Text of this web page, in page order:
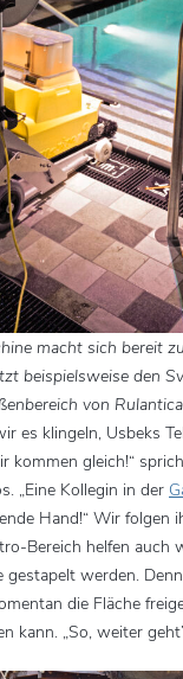
macht sich bereit
beispielsweise den
von
es klingeln, Usbeks
kommen gleich!“
„Eine Kollegin in der
Hand!“ Wir folgen
Bereich helfen auch
gestapelt werden.
die Fläche
kann. „So, weiter